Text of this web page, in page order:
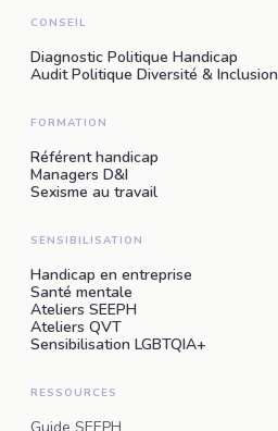
CONSEIL
Diagnostic Politique Handicap
Audit Politique Diversité & Inclusion
FORMATION
Référent handicap
Managers D&I
Sexisme au travail
SENSIBILISATION
Handicap en entreprise
Santé mentale
Ateliers SEEPH
Ateliers QVT
Sensibilisation LGBTQIA+
RESSOURCES